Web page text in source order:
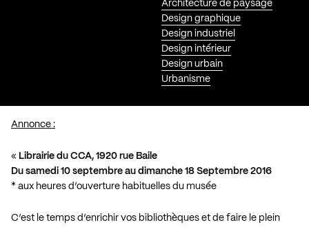
Architecture de paysage
Design graphique
Design industriel
Design intérieur
Design urbain
Urbanisme
Annonce :
« Librairie du CCA, 1920 rue Baile
Du samedi 10 septembre au dimanche 18 Septembre 2016
* aux heures d’ouverture habituelles du musée
C’est le temps d’enrichir vos bibliothèques et de faire le plein